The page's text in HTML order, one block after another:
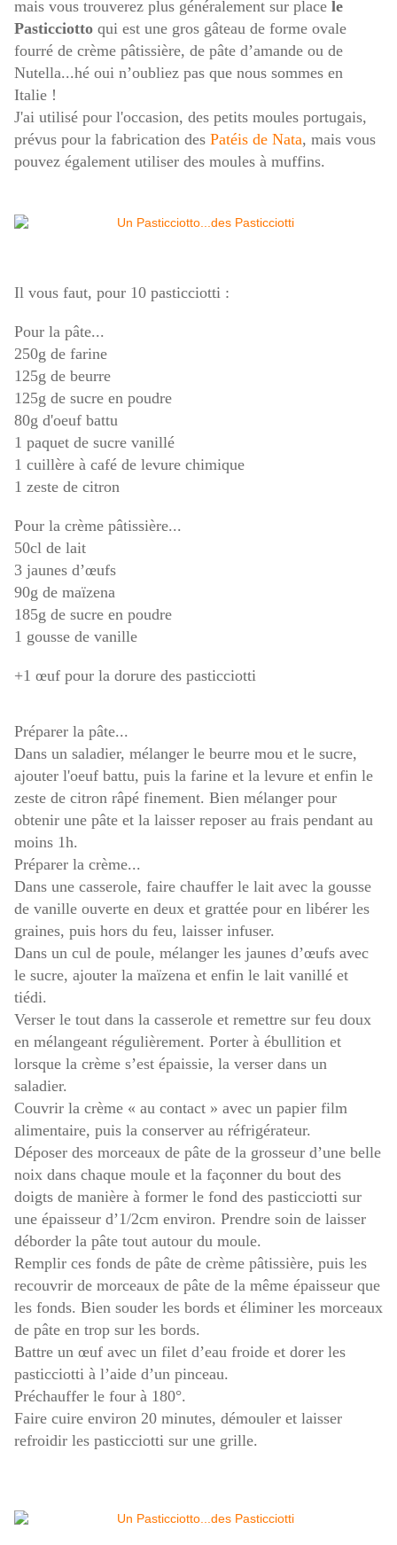
mais vous trouverez plus généralement sur place le
Pasticciotto qui est une gros gâteau de forme ovale
fourré de crème pâtissière, de pâte d’amande ou de
Nutella...hé oui n’oubliez pas que nous sommes en
Italie !
J'ai utilisé pour l'occasion, des petits moules portugais,
prévus pour la fabrication des Patéis de Nata, mais vous
pouvez également utiliser des moules à muffins.
Il vous faut, pour 10 pasticciotti :
Pour la pâte...
250g de farine
125g de beurre
125g de sucre en poudre
80g d'oeuf battu
1 paquet de sucre vanillé
1 cuillère à café de levure chimique
1 zeste de citron
Pour la crème pâtissière...
50cl de lait
3 jaunes d’œufs
90g de maïzena
185g de sucre en poudre
1 gousse de vanille
+1 œuf pour la dorure des pasticciotti
Préparer la pâte...
Dans un saladier, mélanger le beurre mou et le sucre,
ajouter l'oeuf battu, puis la farine et la levure et enfin le
zeste de citron râpé finement. Bien mélanger pour
obtenir une pâte et la laisser reposer au frais pendant au
moins 1h.
Préparer la crème...
Dans une casserole, faire chauffer le lait avec la gousse
de vanille ouverte en deux et grattée pour en libérer les
graines, puis hors du feu, laisser infuser.
Dans un cul de poule, mélanger les jaunes d’œufs avec
le sucre, ajouter la maïzena et enfin le lait vanillé et
tiédi.
Verser le tout dans la casserole et remettre sur feu doux
en mélangeant régulièrement. Porter à ébullition et
lorsque la crème s’est épaissie, la verser dans un
saladier.
Couvrir la crème « au contact » avec un papier film
alimentaire, puis la conserver au réfrigérateur.
Déposer des morceaux de pâte de la grosseur d’une belle
noix dans chaque moule et la façonner du bout des
doigts de manière à former le fond des pasticciotti sur
une épaisseur d’1/2cm environ. Prendre soin de laisser
déborder la pâte tout autour du moule.
Remplir ces fonds de pâte de crème pâtissière, puis les
recouvrir de morceaux de pâte de la même épaisseur que
les fonds. Bien souder les bords et éliminer les morceaux
de pâte en trop sur les bords.
Battre un œuf avec un filet d’eau froide et dorer les
pasticciotti à l’aide d’un pinceau.
Préchauffer le four à 180°.
Faire cuire environ 20 minutes, démouler et laisser
refroidir les pasticciotti sur une grille.